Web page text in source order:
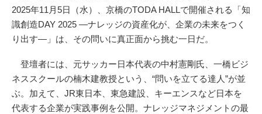
2025年11月5日（水）、京橋のTODA HALLで開催される「知
識創造DAY 2025 ―ナレッジの資産化が、企業の未来をつく
り出す―」は、その問いに真正面から挑む一日だ。
登壇者には、元サッカー日本代表の中村憲剛氏、一橋ビジ
ネススクールの楠木建教授という、“問いを立てる達人”が並
ぶ。加えて、JR東日本、東急建設、キーエンスなど日本を
代表する企業が実践事例を公開。ナレッジマネジメントの最